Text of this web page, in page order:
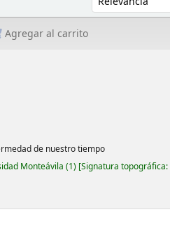
Agregar al carrito
de nuestro tiempo
Monteávila (1) Signatura topográfica: